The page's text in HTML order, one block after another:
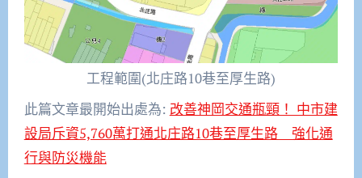
工程範圍(北庄路10巷至厚生路)
此篇文章最開始出處為: 改善神岡交通瓶頸！ 中市建
設局斥資5,760萬打通北庄路10巷至厚生路 強化通
行與防災機能